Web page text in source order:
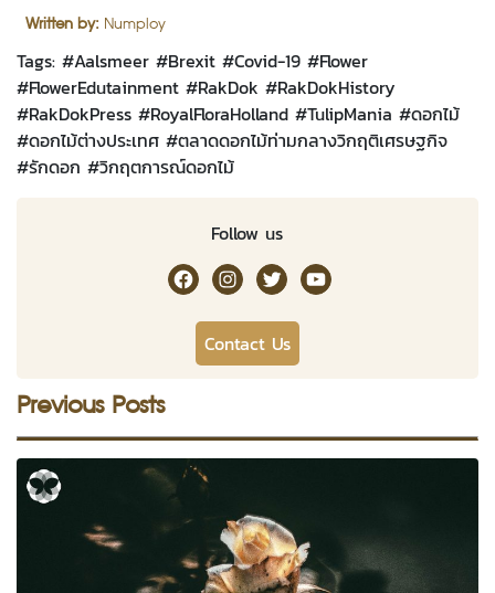
Written by: Numploy
Tags: #Aalsmeer #Brexit #Covid-19 #Flower
#FlowerEdutainment #RakDok #RakDokHistory
#RakDokPress #RoyalFloraHolland #TulipMania #ดอกไม้
#ดอกไม้ต่างประเทศ #ตลาดดอกไม้ท่ามกลางวิกฤติเศรษฐกิจ
#รักดอก #วิกฤตการณ์ดอกไม้
Follow us
RakDok Channel Facebook
RakDok Channel Instagram
RakDok Twitter
Rakdok Channel
Contact Us
Previous Posts